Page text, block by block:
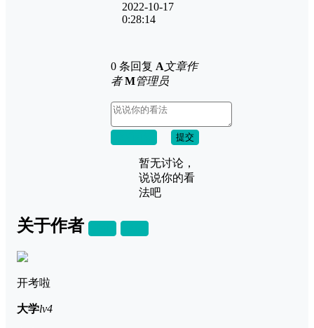
2022-10-17
0:28:14
0 条回复 A文章作
者 M管理员
提交
暂无讨论，
说说你的看
法吧
关于作者
开考啦
大学lv4